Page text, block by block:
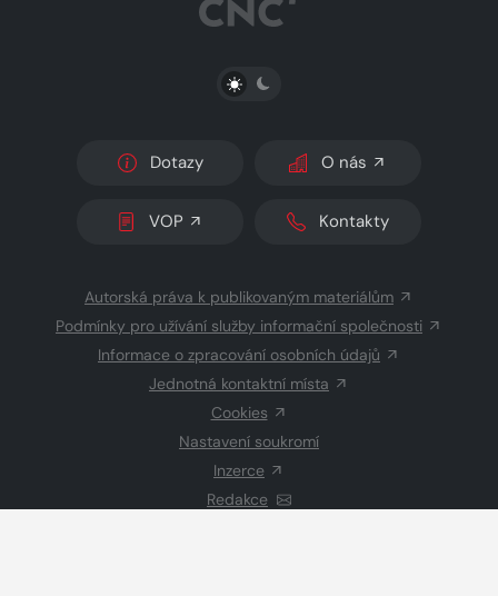
PŘEPNOUT SVĚTLÝ/TMAVÝ REŽIM
Dotazy O nás
VOP Kontakty
Autorská práva k publikovaným materiálům
Podmínky pro užívání služby informační společnosti
Informace o zpracování osobních údajů
Jednotná kontaktní místa
Cookies
Nastavení soukromí
Inzerce
Redakce